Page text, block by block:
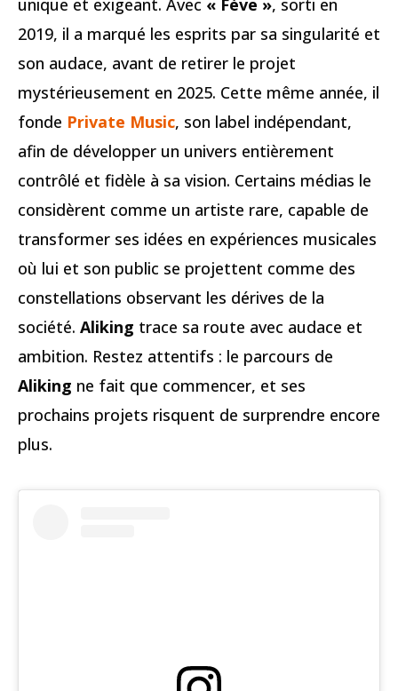
unique et exigeant. Avec « Fève », sorti en
2019, il a marqué les esprits par sa singularité et
son audace, avant de retirer le projet
mystérieusement en 2025. Cette même année, il
fonde Private Music, son label indépendant,
afin de développer un univers entièrement
contrôlé et fidèle à sa vision. Certains médias le
considèrent comme un artiste rare, capable de
transformer ses idées en expériences musicales
où lui et son public se projettent comme des
constellations observant les dérives de la
société. Aliking trace sa route avec audace et
ambition. Restez attentifs : le parcours de
Aliking ne fait que commencer, et ses
prochains projets risquent de surprendre encore
plus.